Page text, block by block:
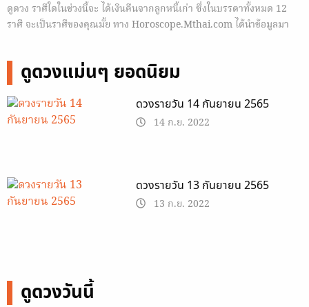
ดูดวง ราศีใดในช่วงนี้จะ ได้เงินคืนจากลูกหนี้เก่า ซึ่งในบรรดาทั้งหมด 12
ราศี จะเป็นราศีของคุณมั้ย ทาง Horoscope.Mthai.com ได้นำข้อมูลมา
ดูดวงแม่นๆ ยอดนิยม
ดวงรายวัน 14 กันยายน 2565
14 ก.ย. 2022
ดวงรายวัน 13 กันยายน 2565
13 ก.ย. 2022
ดูดวงวันนี้